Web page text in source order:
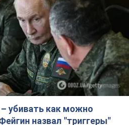
убивать как можно
назвал "триггеры"
опции принуждения Украины к
предприятие Kromberg &
Фото